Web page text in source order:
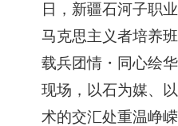
日，新疆石河子职
马克思主义者培养
载兵团情・同心绘
现场，以石为媒、
术的交汇处重温峥